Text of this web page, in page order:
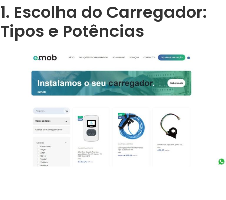
1. Escolha do Carregador:
Tipos e Potências